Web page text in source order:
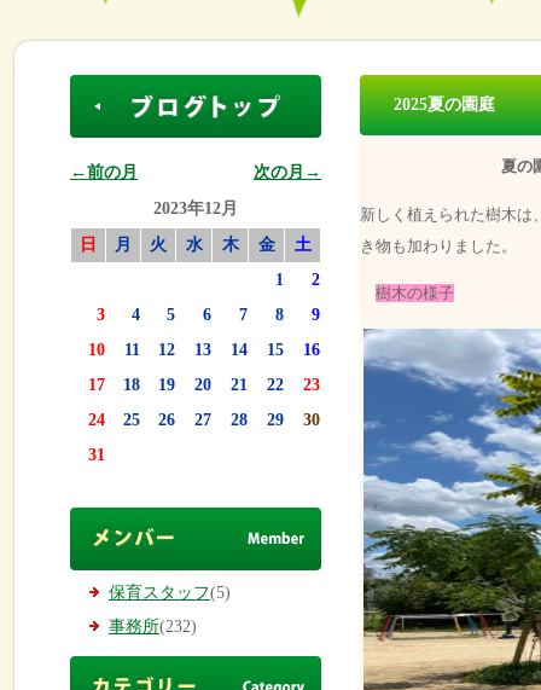
←前の月
次の月→
2023年12月
日
月 火 水 木 金
土
1
2
3
4 5 6 7 8
9
10
11 12 13 14 15
16
17
18 19 20 21 22
23
24
25 26 27 28 29
30
31
保育スタッフ(5)
事務所(232)
2025夏の園庭
夏の園
新しく植えられた樹木は
き物も加わりました。
樹木の様子